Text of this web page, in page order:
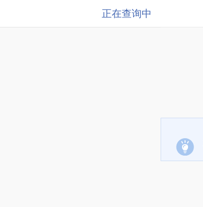
正在查询中